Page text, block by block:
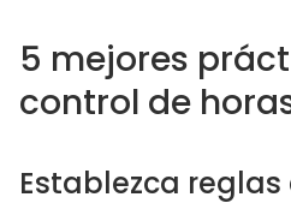
5 mejores
control de
Establezca